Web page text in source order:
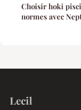
Choisir hoki
normes avec
Lecil